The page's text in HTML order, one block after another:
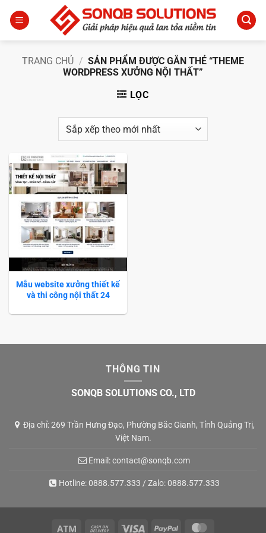
qua
TRANG CHỦ / SẢN PHẨM ĐƯỢC GẮN THẺ “THEME
WORDPRESS XƯỞNG NỘI THẤT”
LỌC
Mẫu website xưởng thiết kế
và thi công nội thất 24
THÔNG TIN
SONQB SOLUTIONS CO., LTD
Địa chỉ: 269 Trần Hưng Đạo, Phường Bắc Gianh, Tỉnh Quảng Trị,
Việt Nam.
Email:contact@sonqb.com
Hotline:0888.577.333 / Zalo:0888.577.333
Atm Cash Visa PayPal